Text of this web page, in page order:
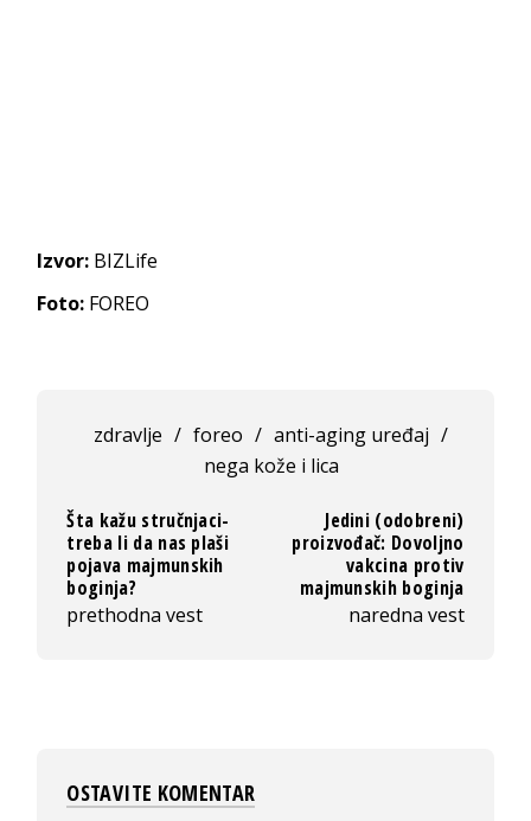
Izvor: BIZLife
Foto: FOREO
zdravlje / foreo / anti-aging uređaj /
nega kože i lica
Šta kažu stručnjaci-
treba li da nas plaši
pojava majmunskih
boginja?
prethodna vest
Jedini (odobreni)
proizvođač: Dovoljno
vakcina protiv
majmunskih boginja
naredna vest
OSTAVITE KOMENTAR